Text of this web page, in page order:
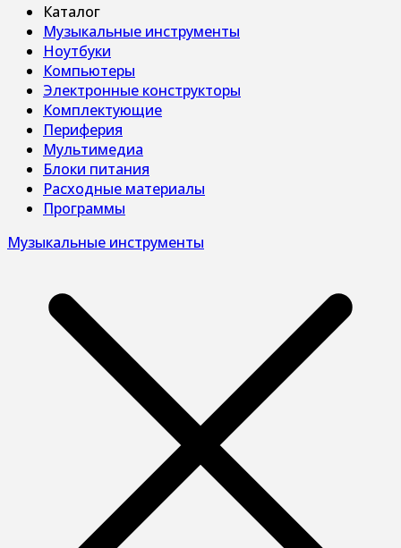
Каталог
Музыкальные инструменты
Ноутбуки
Компьютеры
Электронные конструкторы
Комплектующие
Периферия
Мультимедиа
Блоки питания
Расходные материалы
Программы
Музыкальные инструменты